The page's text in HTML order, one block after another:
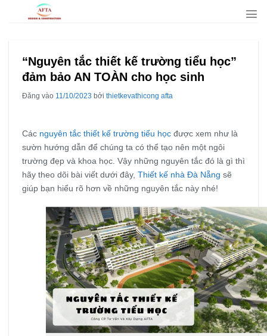
“Nguyên tắc thiết kế trường tiểu học”
đảm bảo AN TOÀN cho học sinh
Đăng vào 11/10/2023 bởi thietkevathicong afta
Các nguyên tắc thiết kế trường tiểu họcđược xem như là
sườn hướng dẫn để chúng ta có thể tạo nên một ngôi
trường đẹp và khoa học. Vậy những nguyên tắc đó là gì thì
hãy theo dõi bài viết dưới đây, Thiết kế nhà Đà Nẵng sẽ
giúp bạn hiểu rõ hơn về những nguyên tắc này nhé!